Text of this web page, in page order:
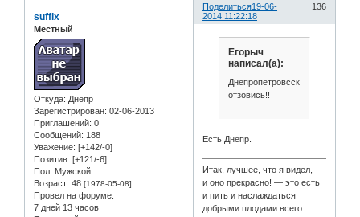
Поделиться 136
19-06-
2014 11:22:18
suffix
Местный
Откуда: Днепр
Зарегистрирован: 02-06-2013
Приглашений: 0
Сообщений: 188
Уважение: [+142/-0]
Позитив: [+121/-6]
Пол: Мужской
Возраст: 48 [1978-05-08]
Провел на форуме:
7 дней 13 часов
Егорыч
написал(а):
Днепропетровсск,
отзовись!!
Есть Днепр.
Итак, лучшее, что я видел,—
и оно прекрасно! — это есть
и пить и наслаждаться
добрыми плодами всего